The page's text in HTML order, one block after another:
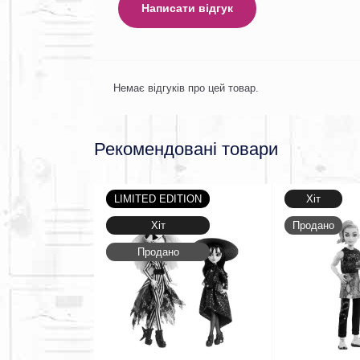
Написати відгук
Немає відгуків про цей товар.
Рекомендовані товари
LIMITED EDITION
Хіт
Продано
Хіт
Продано